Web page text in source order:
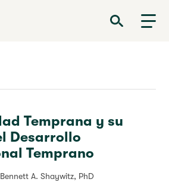
Desarrollo de la Primera Infancia
Temprana y su
Desarrollo
Temprano
A. Shaywitz, PhD